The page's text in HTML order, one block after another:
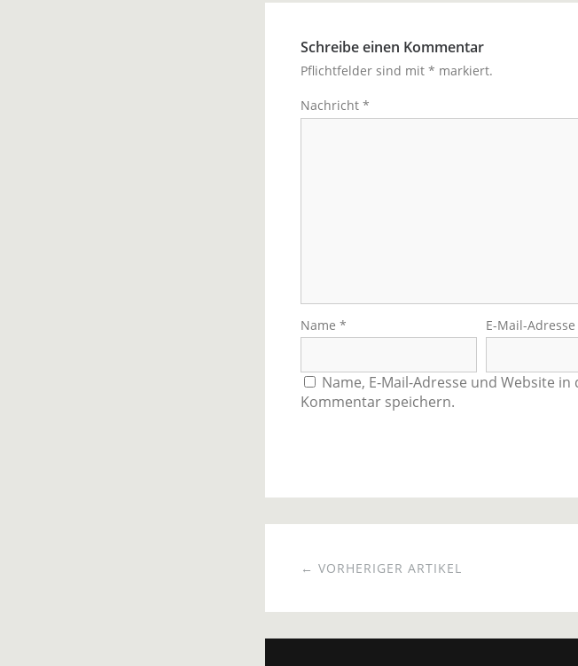
Schreibe einen Kommentar
Pflichtfelder sind mit * markiert.
Nachricht *
Name * E-Mail-
Name, E-Mail-Adresse und Website
Kommentar speichern.
← VORHERIGER ARTIKEL